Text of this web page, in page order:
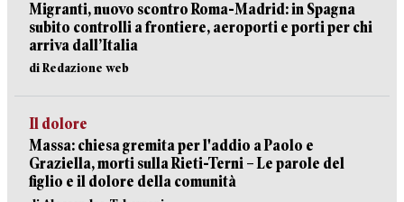
Migranti, nuovo scontro Roma-Madrid: in Spagna
subito controlli a frontiere, aeroporti e porti per chi
arriva dall’Italia
di Redazione web
Il dolore
Massa: chiesa gremita per l'addio a Paolo e
Graziella, morti sulla Rieti-Terni – Le parole del
figlio e il dolore della comunità